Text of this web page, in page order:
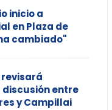
inicio a
en Plaza de
cambiado"
entre
y Campillai